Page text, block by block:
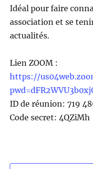
Idéal pour faire
association et se
actualités.
Lien ZOOM :
https://
ID de réunion: 719
Code secret: 4QZiMh